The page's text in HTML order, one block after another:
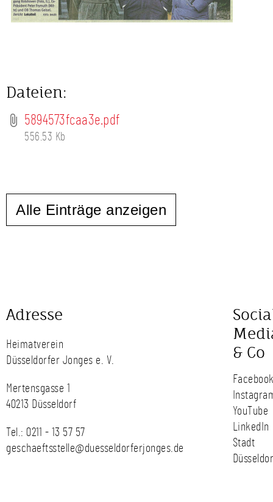
Dateien:
5894573fcaa3e.pdf
556.53 Kb
Alle Einträge anzeigen
Adresse
Heimatverein
Düsseldorfer Jonges e. V.
Mertensgasse 1
40213 Düsseldorf
Tel.: 0211 - 13 57 57
geschaeftsstelle@duesseldorferjonges.de
& Co
YouTube
LinkedIn
Stadt